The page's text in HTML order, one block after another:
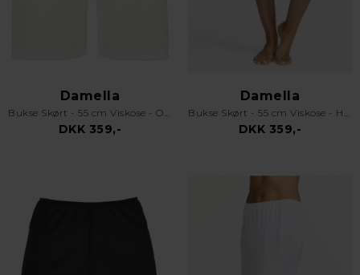
Damella
Bukse Skørt - 55 cm Viskose - Off White
DKK 359,-
Damella
Bukse Skørt - 55 cm Viskose - Hvid
DKK 359,-